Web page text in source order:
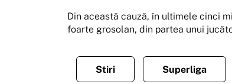
Din această cauză, în ultimele cinci
foarte grosolan, din partea unui
Stiri Superliga